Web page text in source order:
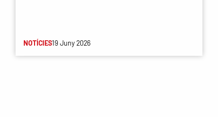
NOTÍCIES19 Juny 2026